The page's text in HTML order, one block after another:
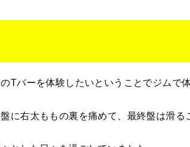
Tバーを体験したいということでジムで
に右太ももの裏を痛めて、最終盤は滑る